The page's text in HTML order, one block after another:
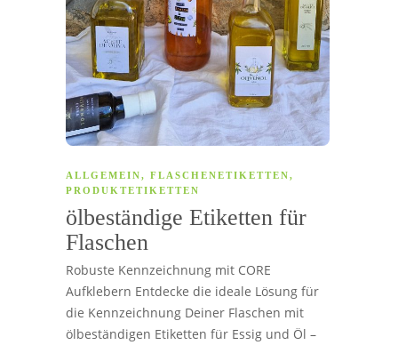
ALLGEMEIN, FLASCHENETIKETTEN,
PRODUKTETIKETTEN
ölbeständige Etiketten für
Flaschen
Robuste Kennzeichnung mit CORE
Aufklebern Entdecke die ideale Lösung für
die Kennzeichnung Deiner Flaschen mit
ölbeständigen Etiketten für Essig und Öl –